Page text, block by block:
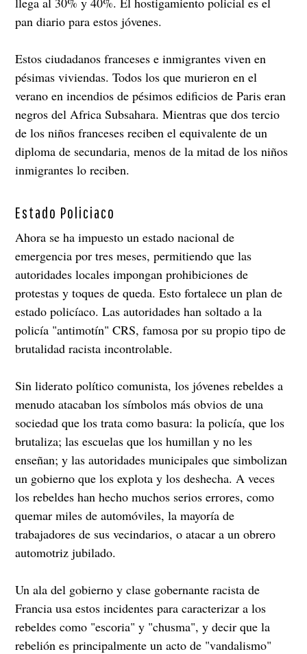
pan diario para estos jóvenes.
Estos ciudadanos franceses e inmigrantes viven en
pésimas viviendas. Todos los que murieron en el
verano en incendios de pésimos edificios de Paris eran
negros del Africa Subsahara. Mientras que dos tercio
de los niños franceses reciben el equivalente de un
diploma de secundaria, menos de la mitad de los niños
inmigrantes lo reciben.
Estado Policiaco
Ahora se ha impuesto un estado nacional de
emergencia por tres meses, permitiendo que las
autoridades locales impongan prohibiciones de
protestas y toques de queda. Esto fortalece un plan de
estado policíaco. Las autoridades han soltado a la
policía "antimotín" CRS, famosa por su propio tipo de
brutalidad racista incontrolable.
Sin liderato político comunista, los jóvenes rebeldes a
menudo atacaban los símbolos más obvios de una
sociedad que los trata como basura: la policía, que los
brutaliza; las escuelas que los humillan y no les
enseñan; y las autoridades municipales que simbolizan
un gobierno que los explota y los deshecha. A veces
los rebeldes han hecho muchos serios errores, como
quemar miles de automóviles, la mayoría de
trabajadores de sus vecindarios, o atacar a un obrero
automotriz jubilado.
Un ala del gobierno y clase gobernante racista de
Francia usa estos incidentes para caracterizar a los
rebeldes como "escoria" y "chusma", y decir que la
rebelión es principalmente un acto de "vandalismo"